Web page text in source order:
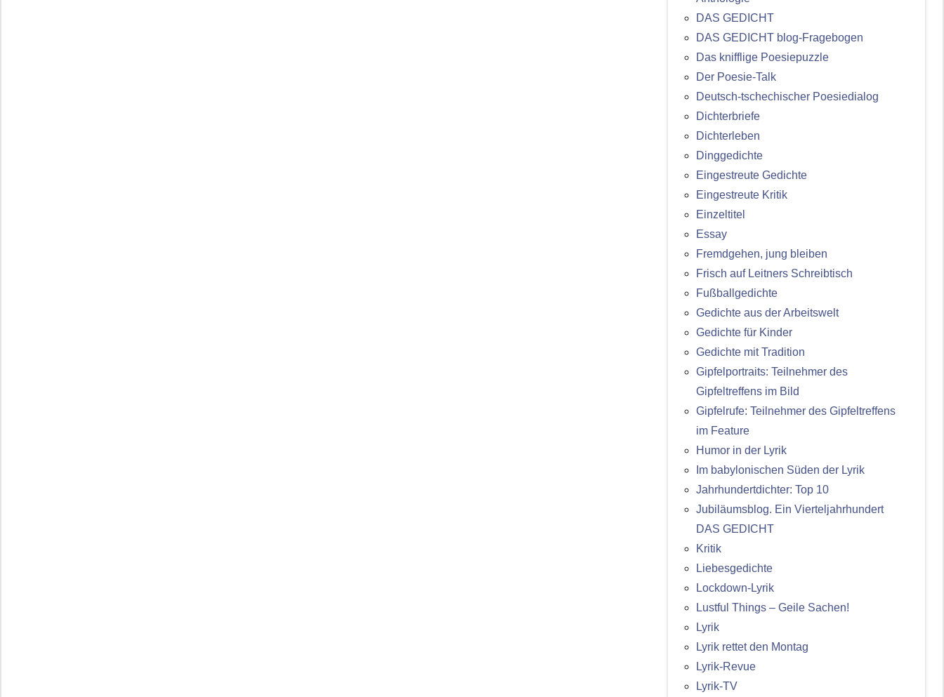
DAS GEDICHT
DAS GEDICHT blog-Fragebogen
Das knifflige Poesiepuzzle
Der Poesie-Talk
Deutsch-tschechischer Poesiedialog
Dichterbriefe
Dichterleben
Dinggedichte
Eingestreute Gedichte
Eingestreute Kritik
Einzeltitel
Essay
Fremdgehen, jung bleiben
Frisch auf Leitners Schreibtisch
Fußballgedichte
Gedichte aus der Arbeitswelt
Gedichte für Kinder
Gedichte mit Tradition
Gipfelportraits: Teilnehmer des
Gipfeltreffens im Bild
Gipfelrufe: Teilnehmer des Gipfeltreffens
im Feature
Humor in der Lyrik
Im babylonischen Süden der Lyrik
Jahrhundertdichter: Top 10
Jubiläumsblog. Ein Vierteljahrhundert
DAS GEDICHT
Kritik
Liebesgedichte
Lockdown-Lyrik
Lustful Things – Geile Sachen!
Lyrik
Lyrik rettet den Montag
Lyrik-Revue
Lyrik-TV